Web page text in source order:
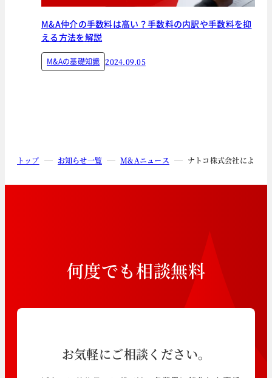
M&A仲介の手数料は高い？手数料の内訳や手数料を抑
える方法を解説
M&Aの基礎知識 2024.09.05
トップ お知らせ一覧 M&Aニュース ナトコ株式会社による
何度でも相談無料
お気軽にご相談ください。